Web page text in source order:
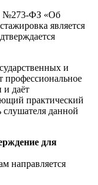
№273-ФЗ «Об
является
и
профессиональное
и даёт
практический
данной
для
направляется